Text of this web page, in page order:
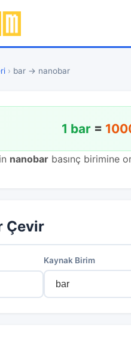
› bar → nanobar
1 bar=
nanobar basınç birimine
Çevir
Kaynak Birim